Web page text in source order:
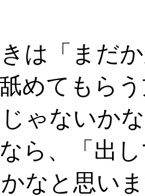
は「まだ
めてもら
ゃないか
ら、「出
なと思い